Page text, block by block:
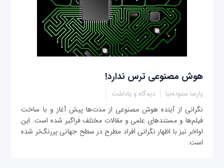
هوش مصنوعی ترس ندارد!
پارسا ستوده‌نیا دیدگاه و یاداشت
نگرانی از آینده هوش مصنوعی از مدت‌ها پیش آغاز و با ساخت
فیلم‌ها و مستندهای علمی و مقالات مختلف فراگیر شده است. این
اواخر نیز با اظهار نگرانی افراد مطرح در سطح جهانی پررنگ‌تر شده
است.